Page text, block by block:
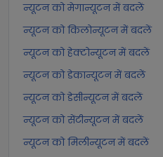
न्यूटन को मेगान्यूटन में बदलें
न्यूटन को किलोन्यूटन में बदलें
न्यूटन को हेक्टोन्यूटन में बदलें
न्यूटन को डेकान्यूटन में बदलें
न्यूटन को डेसीन्यूटन में बदलें
न्यूटन को सेंटीन्यूटन में बदलें
न्यूटन को मिलीन्यूटन में बदलें